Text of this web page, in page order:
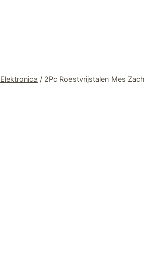
Elektronica / 2Pc Roestvrijstalen Mes